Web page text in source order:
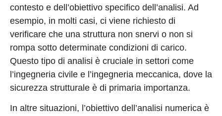
contesto e dell’obiettivo specifico dell’analisi. Ad
esempio, in molti casi, ci viene richiesto di
verificare che una struttura non snervi o non si
rompa sotto determinate condizioni di carico.
Questo tipo di analisi è cruciale in settori come
l’ingegneria civile e l’ingegneria meccanica, dove la
sicurezza strutturale è di primaria importanza.
In altre situazioni, l’obiettivo dell’analisi numerica è